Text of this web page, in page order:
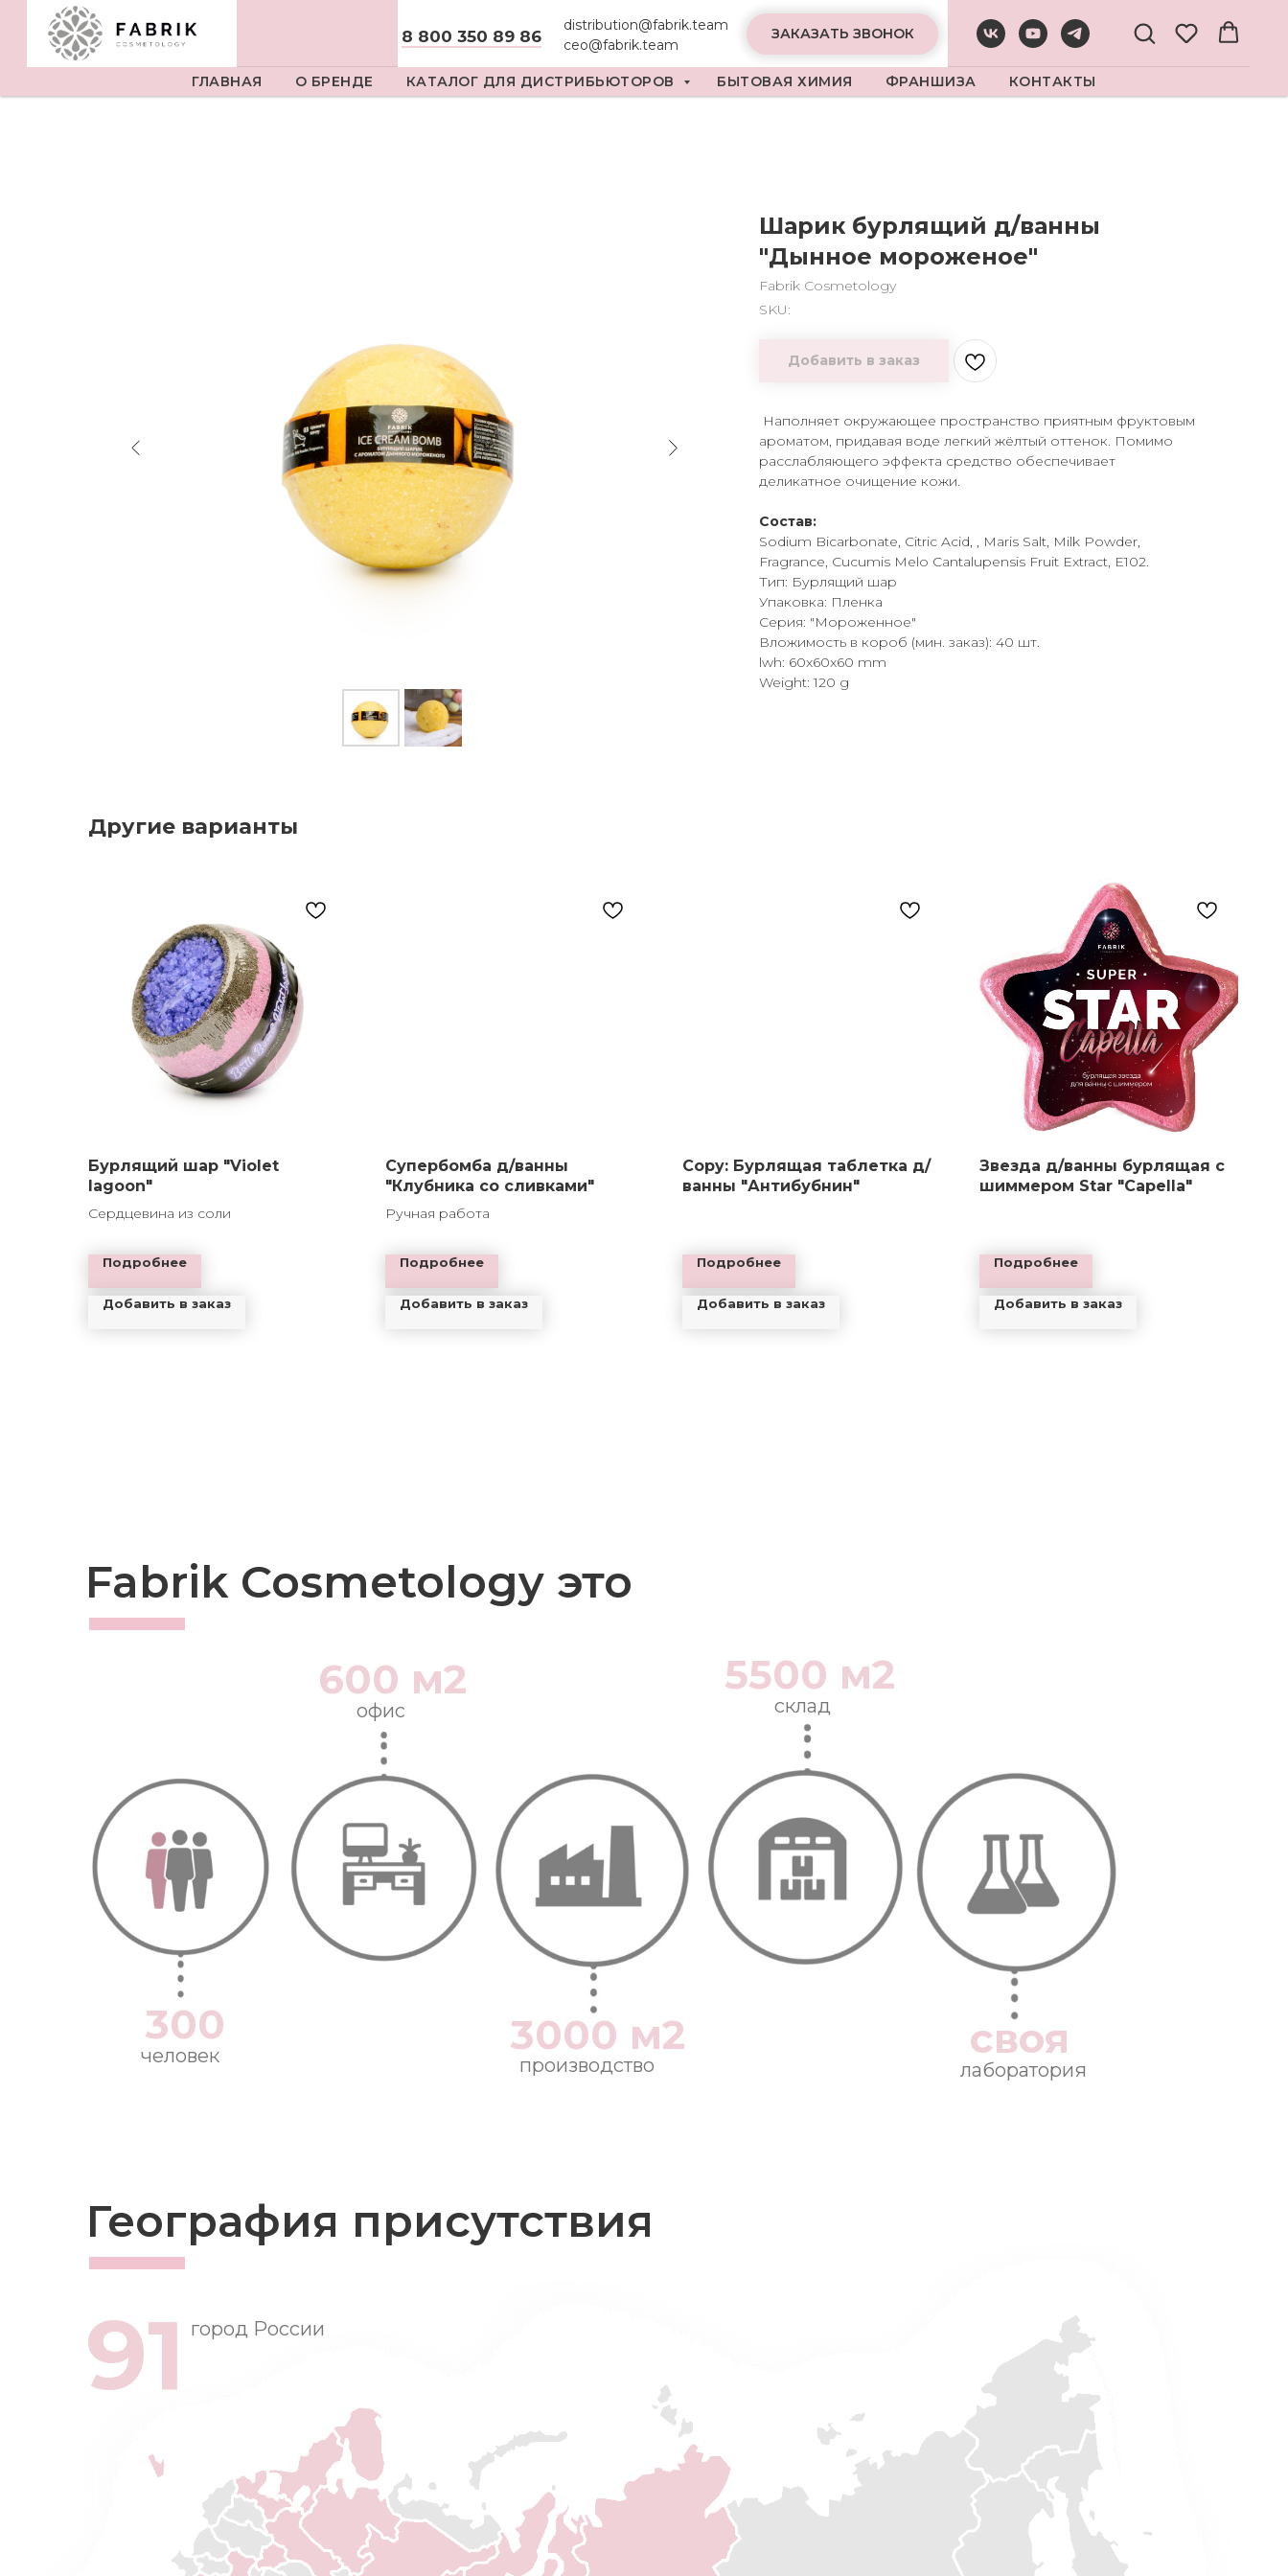
distribution@fabrik.team
ceo@fabrik.team
ЗАКАЗАТЬ ЗВОНОК
8 800 350 89 86
ГЛАВНАЯ О БРЕНДЕ КАТАЛОГ ДЛЯ ДИСТРИБЬЮТОРОВ БЫТОВАЯ ХИМИЯ ФРАНШИЗА КОНТАКТЫ
Шарик бурлящий д/ванны
"Дынное мороженое"
Fabrik Cosmetology
SKU:
Добавить в заказ
Наполняет окружающее пространство приятным фруктовым
ароматом, придавая воде легкий жёлтый оттенок. Помимо
расслабляющего эффекта средство обеспечивает
деликатное очищение кожи.
Состав:
Sodium Bicarbonate, Citric Acid, , Maris Salt, Milk Powder,
Fragrance, Cucumis Melo Cantalupensis Fruit Extract, Е102.
Тип: Бурлящий шар
Упаковка: Пленка
Серия: "Мороженное"
Вложимость в короб (мин. заказ): 40 шт.
lwh: 60x60x60 mm
Weight: 120 g
Другие варианты
Бурлящий шар "Violet
lagoon"
Сердцевина из соли
Подробнее
Добавить в заказ
Супербомба д/ванны
"Клубника со сливками"
Ручная работа
Подробнее
Добавить в заказ
Copy: Бурлящая таблетка д/
ванны "Антибубнин"
Подробнее
Добавить в заказ
Звезда д/ванны бурлящая с
шиммером Star "Capella"
Подробнее
Добавить в заказ
300
человек
Fabrik Cosmetology это
600 м2
офис
3000 м2
производство
5500 м2
склад
своя
лаборатория
91 город России
География присутствия